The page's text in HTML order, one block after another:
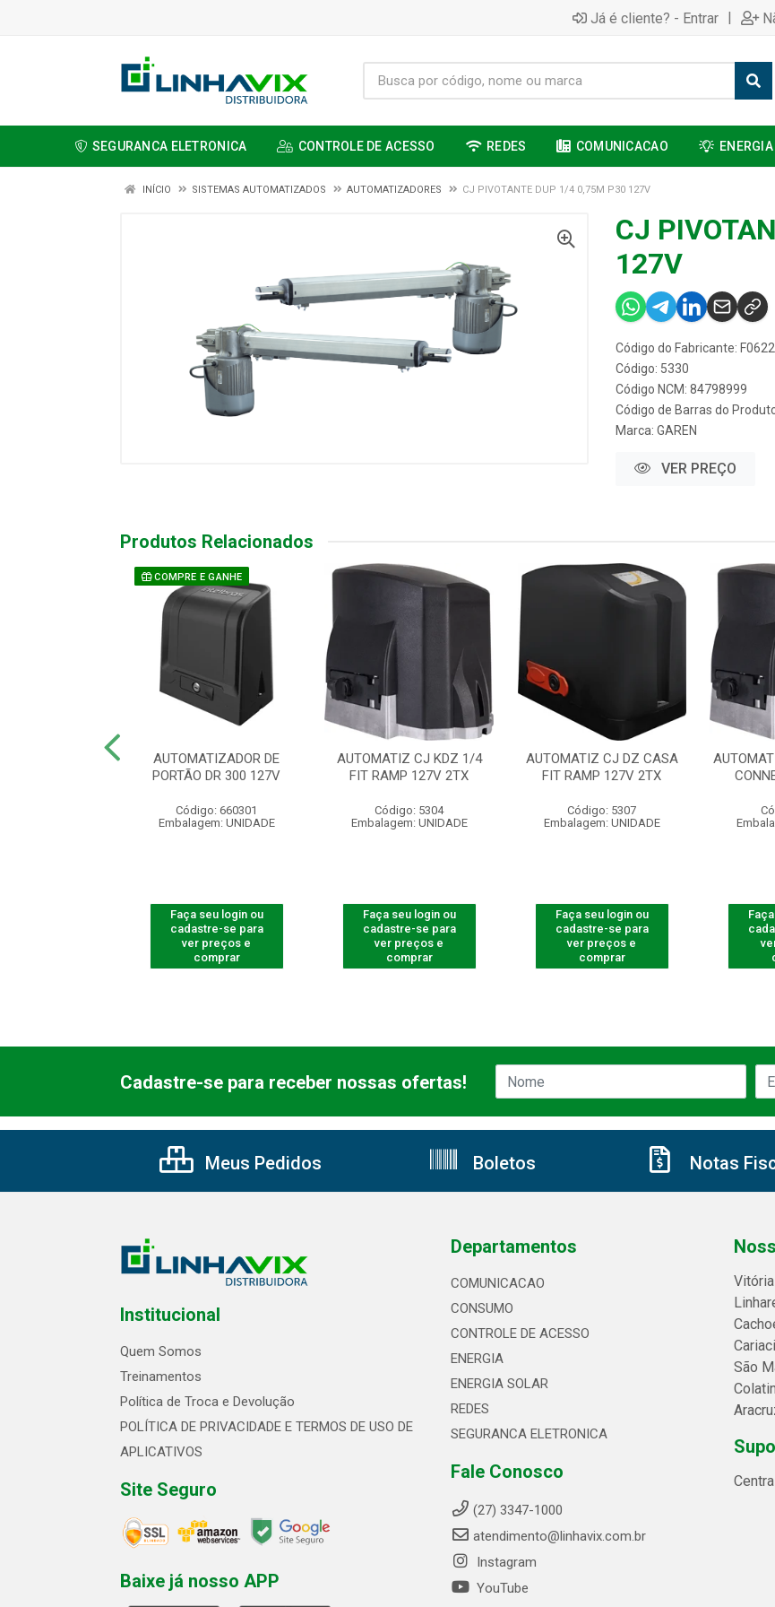
Já é cliente? - Entrar |
SEGURANCA ELETRONICA CONTROLE DE ACESSO REDES COMUNICACAO ENERGIA
INÍCIO SISTEMAS AUTOMATIZADOS AUTOMATIZADORES CJ PIVOTANTE DUP 1/4 0,75M P30 127V
CJ
127V
Código do Fabricante:
Código: 5330
Código NCM: 84798999
Código de Barras do
Marca: GAREN
VER PREÇO
Produtos Relacionados
COMPRE E GANHE
AUTOMATIZADOR DE
PORTÃO DR 300 127V
Código: 660301
Embalagem: UNIDADE
Faça seu login ou
cadastre-se para
ver preços e
comprar
AUTOMATIZ CJ KDZ 1/4
FIT RAMP 127V 2TX
Código: 5304
Embalagem: UNIDADE
Faça seu login ou
cadastre-se para
ver preços e
comprar
AUTOMATIZ CJ DZ CASA
FIT RAMP 127V 2TX
Código: 5307
Embalagem: UNIDADE
Faça seu login ou
cadastre-se para
ver preços e
comprar
Cadastre-se para receber nossas ofertas!
Meus Pedidos Boletos Notas
Institucional
Quem Somos
Treinamentos
Política de Troca e Devolução
POLÍTICA DE PRIVACIDADE E TERMOS DE USO DE
APLICATIVOS
Site Seguro
Baixe já nosso APP
Departamentos
COMUNICACAO
CONSUMO
CONTROLE DE ACESSO
ENERGIA
ENERGIA SOLAR
REDES
SEGURANCA ELETRONICA
Fale Conosco
(27) 3347-1000
atendimento@linhavix.com.br
Instagram
YouTube
Vitória
São